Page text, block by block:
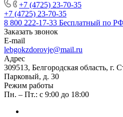
+7 (4725) 23-70-35
+7 (4725) 23-70-35
8 800 222-17-33 Бесплатный по РФ
Заказать звонок
E-mail
lebgokzdorovje@mail.ru
Адрес
309513, Белгородская область, г.
Парковый, д. 30
Режим работы
Пн. – Пт.: с 9:00 до 18:00